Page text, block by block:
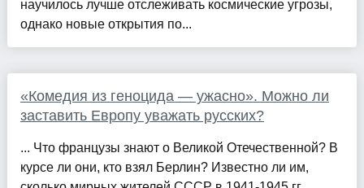
научилось лучше отслеживать космические угрозы,
однако новые открытия по...
«Комедия из геноцида — ужасно». Можно ли
заставить Европу уважать русских?
... Что французы знают о Великой Отечественной? В
курсе ли они, кто взял Берлин? Известно ли им,